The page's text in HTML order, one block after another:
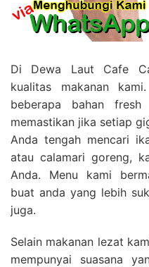
Di Dewa Laut Cafe
kualitas makanan
beberapa bahan
memastikan jika setiap
Anda tengah mencari
atau calamari goreng,
Anda. Menu kami
buat anda yang lebih
juga.
Selain makanan lezat
mempunyai suasana